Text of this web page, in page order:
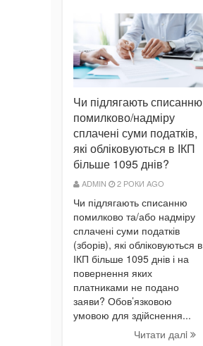
Чи підлягають списанню
помилково/надміру
сплачені суми податків,
які обліковуються в ІКП
більше 1095 днів?
ADMIN 2 РОКИ AGO
Чи підлягають списанню
помилково та/або надміру
сплачені суми податків
(зборів), які обліковуються в
ІКП більше 1095 днів і на
повернення яких
платниками не подано
заяви? Обов’язковою
умовою для здійснення...
Читати далi